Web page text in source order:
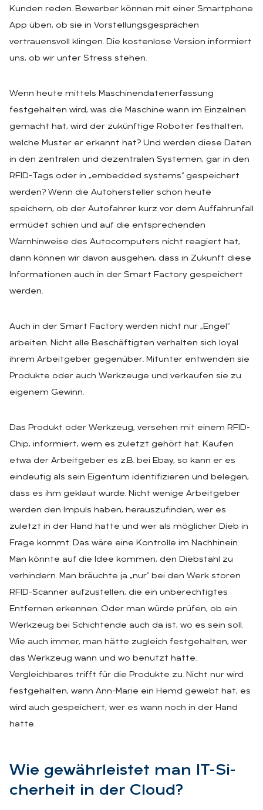
Kunden reden. Bewerber können mit einer Smartphone
App üben, ob sie in Vorstellungsgesprächen
vertrauensvoll klingen. Die kostenlose Version informiert
uns, ob wir unter Stress stehen.
Wenn heute mittels Maschinendatenerfassung
festgehalten wird, was die Maschine wann im Einzelnen
gemacht hat, wird der zukünftige Roboter festhalten,
welche Muster er erkannt hat? Und werden diese Daten
in den zentralen und dezentralen Systemen, gar in den
RFID-Tags oder in „embedded systems“ gespeichert
werden? Wenn die Autohersteller schon heute
speichern, ob der Autofahrer kurz vor dem Auffahrunfall
ermüdet schien und auf die entsprechenden
Warnhinweise des Autocomputers nicht reagiert hat,
dann können wir davon ausgehen, dass in Zukunft diese
Informationen auch in der Smart Factory gespeichert
werden.
Auch in der Smart Factory werden nicht nur „Engel“
arbeiten. Nicht alle Beschäftigten verhalten sich loyal
ihrem Arbeitgeber gegenüber. Mitunter entwenden sie
Produkte oder auch Werkzeuge und verkaufen sie zu
eigenem Gewinn.
Das Produkt oder Werkzeug, versehen mit einem RFID-
Chip, informiert, wem es zuletzt gehört hat. Kaufen
etwa der Arbeitgeber es z.B. bei Ebay, so kann er es
eindeutig als sein Eigentum identifizieren und belegen,
dass es ihm geklaut wurde. Nicht wenige Arbeitgeber
werden den Impuls haben, herauszufinden, wer es
zuletzt in der Hand hatte und wer als möglicher Dieb in
Frage kommt. Das wäre eine Kontrolle im Nachhinein.
Man könnte auf die Idee kommen, den Diebstahl zu
verhindern. Man bräuchte ja „nur“ bei den Werk storen
RFID-Scanner aufzustellen, die ein unberechtigtes
Entfernen erkennen. Oder man würde prüfen, ob ein
Werkzeug bei Schichtende auch da ist, wo es sein soll.
Wie auch immer, man hätte zugleich festgehalten, wer
das Werkzeug wann und wo benutzt hatte.
Vergleichbares trifft für die Produkte zu. Nicht nur wird
festgehalten, wann Ann-Marie ein Hemd gewebt hat, es
wird auch gespeichert, wer es wann noch in der Hand
hatte.
Wie ge­währ­leis­tet man IT-Si­
cher­heit in der Cloud?